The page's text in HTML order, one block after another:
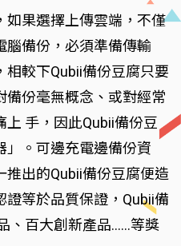
如果選擇上傳雲端，不僅
腦備份，必須準備傳輸
較下Qubii備份豆腐只要
備份毫無概念、或對經常
手，因此Qubii備份豆
」。可邊充電邊備份資
出的Qubii備份豆腐便造
等於品質保證，Qubii備
、百大創新產品……等獎